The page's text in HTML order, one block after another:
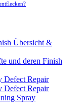
Übersicht &
und deren Finish
Repair
Repair
Spray